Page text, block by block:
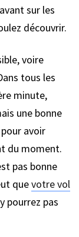
sur les
découvrir.
voire
tous les
minute,
une bonne
avoir
du moment.
pas bonne
quevotre vol
pourrez pas